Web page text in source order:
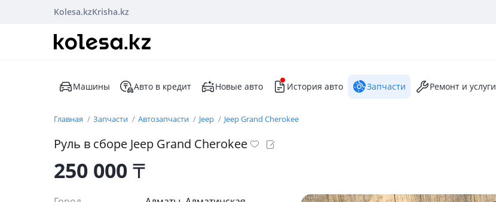
Kolesa.kzKrisha.kz
Машины Авто в кредит Новые авто История авто Запчасти Ремонт и услуги
Главная Запчасти Автозапчасти Jeep Jeep Grand Cherokee
Руль в сборе Jeep Grand Cherokee
250 000₸